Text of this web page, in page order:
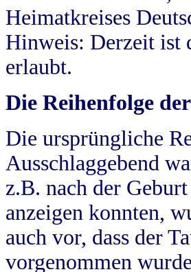
Heimatkreises
Hinweis: Derzeit ist
erlaubt.
Die Reihenfolge
Die ursprüngliche
Ausschlaggebend
z.B. nach der
anzeigen konnten,
auch vor, dass der
vorgenommen